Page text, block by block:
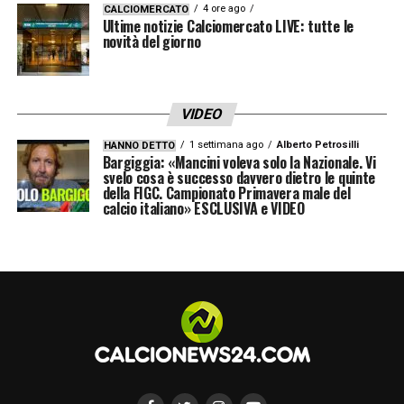
Neres titolare e Lang pronto a essere
confermato per la terza gara consecutiva.
Politano, però, scalpita: non è escluso che il
con Neres vicino a Højlund, Lang largo a
sinistra e Politano sulla fascia destra. Una
soluzione che renderebbeNeresancora più
centrale nello scacchiere tattico.
prendendo il Napoli. E il suo nome, oggi, è
quello che più accende la fantasia dei tifosi
partenopei.
CALCIOMERCATO 4 ore ago
Ultime notizie Calciomercato LIVE: tutte le
novità del giorno
VIDEO
HANNO DETTO 1 settimana ago Alberto Petrosilli
Bargiggia: «Mancini voleva solo la Nazionale. Vi
svelo cosa è successo davvero dietro le quinte
della FIGC. Campionato Primavera male del
calcio italiano» ESCLUSIVA e VIDEO